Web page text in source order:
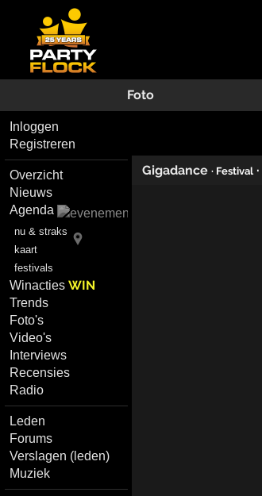
Foto
Inloggen
Registreren
Overzicht
Nieuws
Agenda
nu & straks
kaart
festivals
WinactiesWIN
Trends
Foto's
Video's
Interviews
Recensies
Radio
Leden
Forums
Verslagen (leden)
Muziek
Gigadance · Festival ·